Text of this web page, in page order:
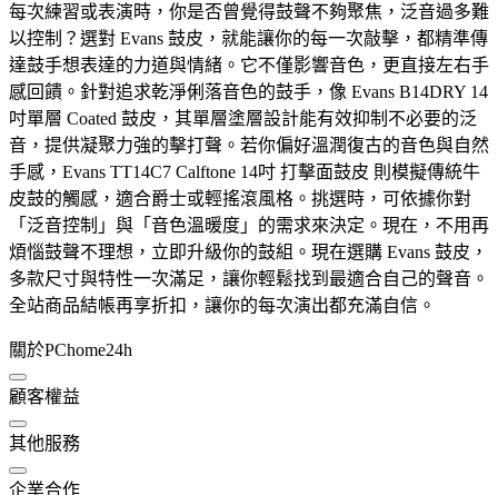
每次練習或表演時，你是否曾覺得鼓聲不夠聚焦，泛音過多難
以控制？選對 Evans 鼓皮，就能讓你的每一次敲擊，都精準傳
達鼓手想表達的力道與情緒。它不僅影響音色，更直接左右手
感回饋。針對追求乾淨俐落音色的鼓手，像 Evans B14DRY 14
吋單層 Coated 鼓皮，其單層塗層設計能有效抑制不必要的泛
音，提供凝聚力強的擊打聲。若你偏好溫潤復古的音色與自然
手感，Evans TT14C7 Calftone 14吋 打擊面鼓皮 則模擬傳統牛
皮鼓的觸感，適合爵士或輕搖滾風格。挑選時，可依據你對
「泛音控制」與「音色溫暖度」的需求來決定。現在，不用再
煩惱鼓聲不理想，立即升級你的鼓組。現在選購 Evans 鼓皮，
多款尺寸與特性一次滿足，讓你輕鬆找到最適合自己的聲音。
全站商品結帳再享折扣，讓你的每次演出都充滿自信。
關於PChome24h
顧客權益
其他服務
企業合作